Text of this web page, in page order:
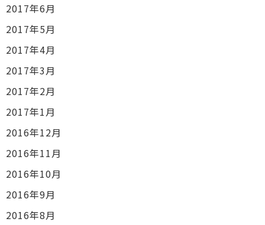
2017年6月
2017年5月
2017年4月
2017年3月
2017年2月
2017年1月
2016年12月
2016年11月
2016年10月
2016年9月
2016年8月